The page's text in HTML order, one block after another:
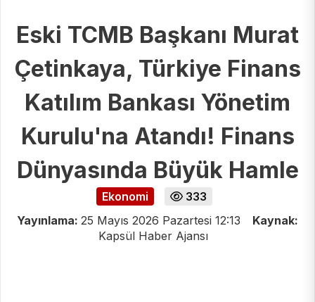
Eski TCMB Başkanı Murat
Çetinkaya, Türkiye Finans
Katılım Bankası Yönetim
Kurulu'na Atandı! Finans
Dünyasında Büyük Hamle
Ekonomi
333
Yayınlama: 25 Mayıs 2026 Pazartesi 12:13
Kaynak:
Kapsül Haber Ajansı